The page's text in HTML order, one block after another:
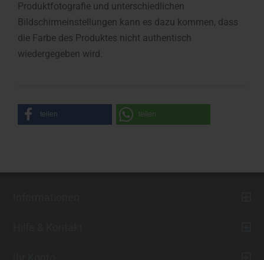
Produktfotografie und unterschiedlichen
Bildschirmeinstellungen kann es dazu kommen, dass
die Farbe des Produktes nicht authentisch
wiedergegeben wird.
teilen teilen